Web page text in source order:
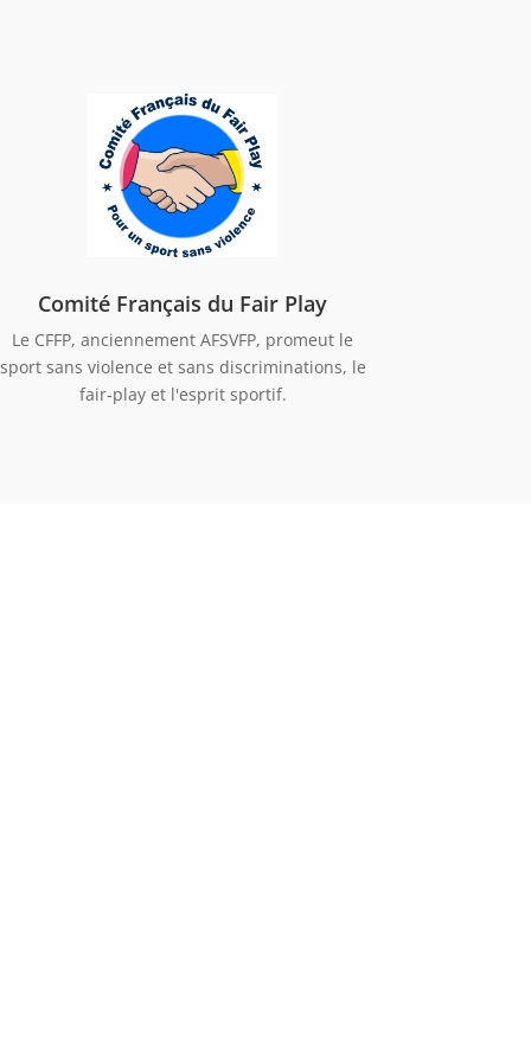
Comité Français du Fair Play
Le CFFP, anciennement AFSVFP, promeut le
sport sans violence et sans discriminations, le
fair-play et l'esprit sportif.